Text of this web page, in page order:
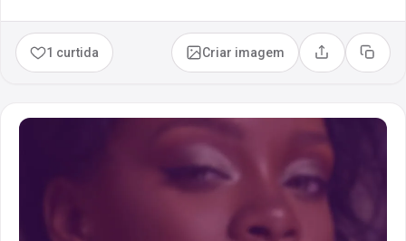
1 curtida Criar imagem Compartilhar
Copiar